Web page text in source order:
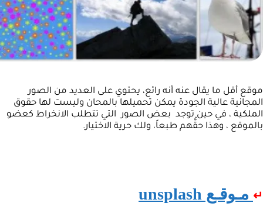
موقع أقل ما يقال عنه أنه رائع، يحتوي على العديد من الصور
المجانية عالية الجودة يمكن تحميلها بالمحان وليست لها حقوق
الملكية ، في حين توجد بعض الصور التي تتطلب الانخراط كعضو
بالموقع ، وهذا حقُّهم طبعاً، ولك حرية الاختيار.
↵ مـوقـع unsplash